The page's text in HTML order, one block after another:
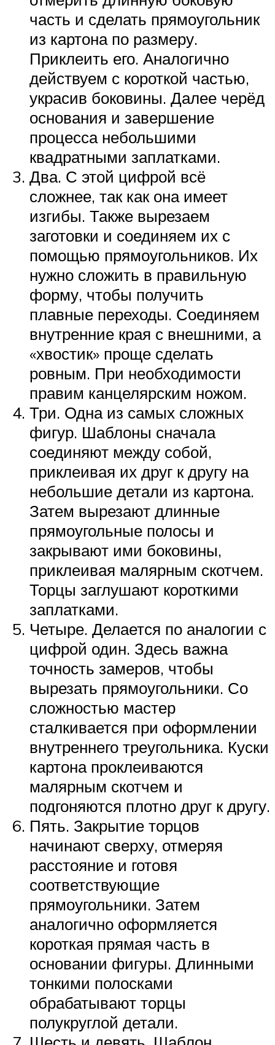
часть и сделать прямоугольник
из картона по размеру.
Приклеить его. Аналогично
действуем с короткой частью,
украсив боковины. Далее черёд
основания и завершение
процесса небольшими
квадратными заплатками.
Два. С этой цифрой всё
сложнее, так как она имеет
изгибы. Также вырезаем
заготовки и соединяем их с
помощью прямоугольников. Их
нужно сложить в правильную
форму, чтобы получить
плавные переходы. Соединяем
внутренние края с внешними, а
«хвостик» проще сделать
ровным. При необходимости
правим канцелярским ножом.
Три. Одна из самых сложных
фигур. Шаблоны сначала
соединяют между собой,
приклеивая их друг к другу на
небольшие детали из картона.
Затем вырезают длинные
прямоугольные полосы и
закрывают ими боковины,
приклеивая малярным скотчем.
Торцы заглушают короткими
заплатками.
Четыре. Делается по аналогии с
цифрой один. Здесь важна
точность замеров, чтобы
вырезать прямоугольники. Со
сложностью мастер
сталкивается при оформлении
внутреннего треугольника. Куски
картона проклеиваются
малярным скотчем и
подгоняются плотно друг к другу.
Пять. Закрытие торцов
начинают сверху, отмеряя
расстояние и готовя
соответствующие
прямоугольники. Затем
аналогично оформляется
короткая прямая часть в
основании фигуры. Длинными
тонкими полосками
обрабатывают торцы
полукруглой детали.